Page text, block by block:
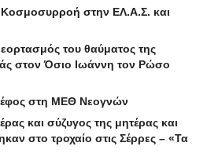
στην ΕΛ.Α.Σ. και
του θαύματος της
στον Όσιο Ιωάννη τον Ρώσο
στη ΜΕΘ Νεογνών
και σύζυγος της μητέρας και
στο τροχαίο στις Σέρρες – «Τα